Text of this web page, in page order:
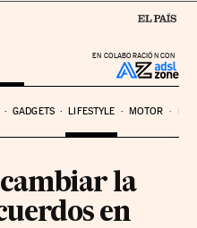
EN COLABORACIÓN CON
GADGETS LIFESTYLE MOTOR
la
en